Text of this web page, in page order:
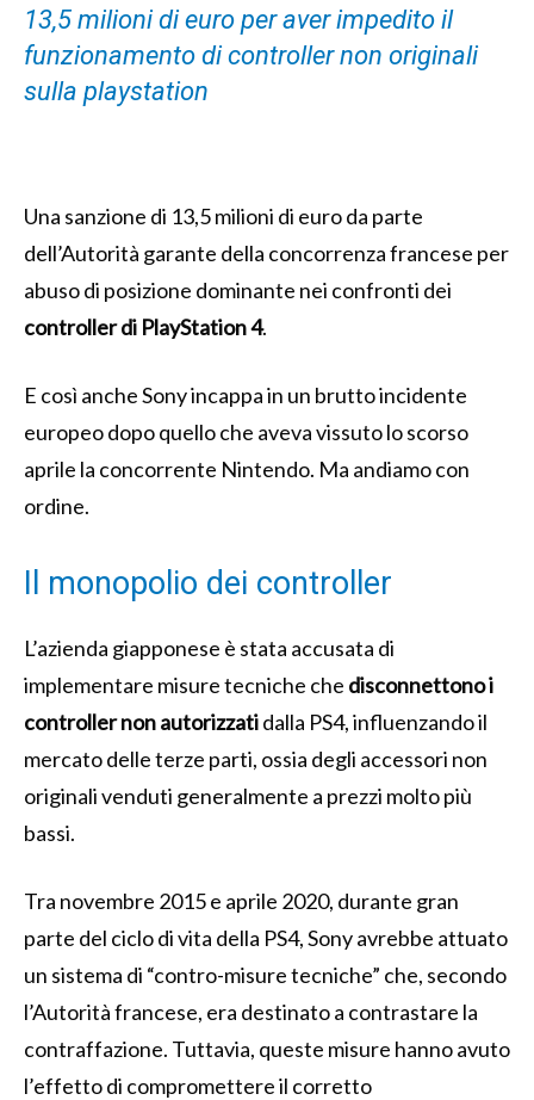
13,5 milioni di euro per aver impedito il
funzionamento di controller non originali
sulla playstation
Una sanzione di 13,5 milioni di euro da parte
dell’Autorità garante della concorrenza francese per
abuso di posizione dominante nei confronti dei
controller di PlayStation 4.
E così anche Sony incappa in un brutto incidente
europeo dopo quello che aveva vissuto lo scorso
aprile la concorrente Nintendo. Ma andiamo con
ordine.
Il monopolio dei controller
L’azienda giapponese è stata accusata di
implementare misure tecniche che disconnettono i
controller non autorizzatidalla PS4, influenzando il
mercato delle terze parti, ossia degli accessori non
originali venduti generalmente a prezzi molto più
bassi.
Tra novembre 2015 e aprile 2020, durante gran
parte del ciclo di vita della PS4, Sony avrebbe attuato
un sistema di “contro-misure tecniche” che, secondo
l’Autorità francese, era destinato a contrastare la
contraffazione. Tuttavia, queste misure hanno avuto
l’effetto di compromettere il corretto